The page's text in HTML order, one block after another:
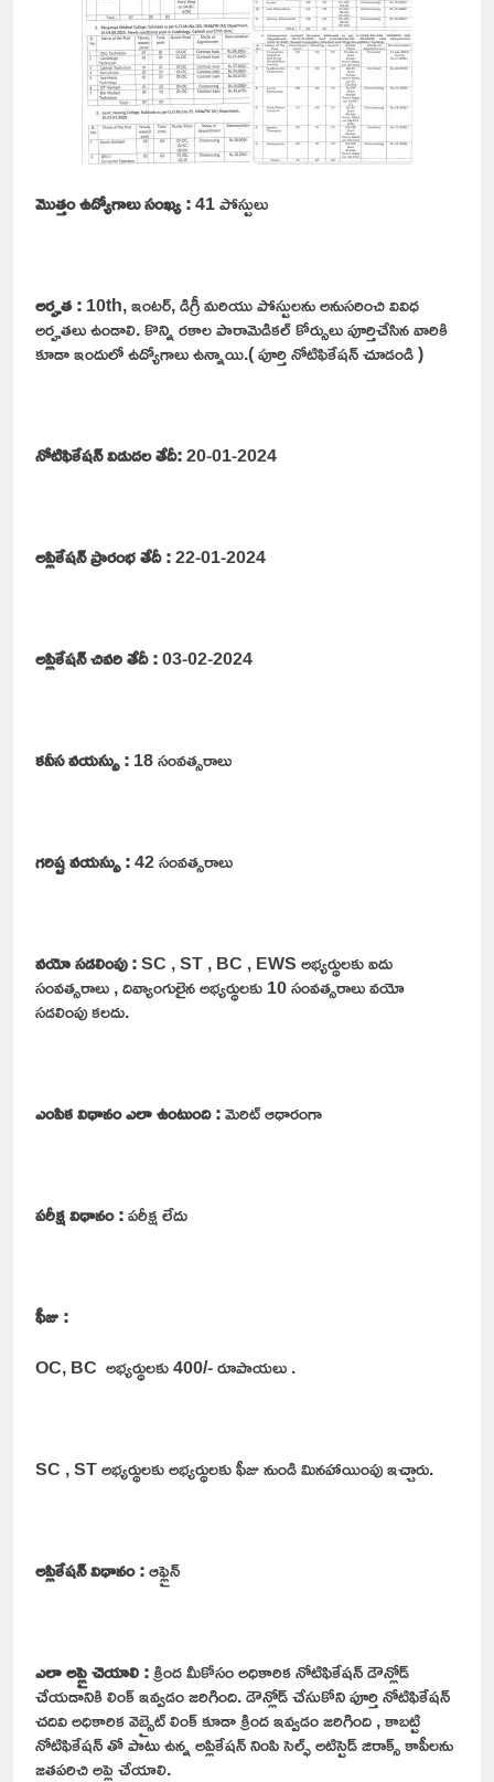
మొత్తం ఉద్యోగాలు సంఖ్య :41 పోస్టులు
అర్హత :10th, ఇంటర్, డిగ్రీ మరియు పోస్టులను అనుసరించి వివిధ
అర్హతలు ఉండాలి. కొన్ని రకాల పారామెడికల్ కోర్సులు పూర్తిచేసిన వారికి
కూడా ఇందులో ఉద్యోగాలు ఉన్నాయి.( పూర్తి నోటిఫికేషన్ చూడండి )
నోటిఫికేషన్ విడుదల తేదీ:20-01-2024
అప్లికేషన్ ప్రారంభ తేదీ :22-01-2024
అప్లికేషన్ చివరి తేదీ :03-02-2024
కనీస వయస్సు :18 సంవత్సరాలు
గరిష్ట వయస్సు :42 సంవత్సరాలు
వయో సడలింపు :SC , ST , BC , EWS అభ్యర్థులకు ఐదు
సంవత్సరాలు , దివ్యాంగులైన అభ్యర్థులకు 10 సంవత్సరాలు వయో
సడలింపు కలదు.
ఎంపిక విధానం ఎలా ఉంటుంది :మెరిట్ ఆధారంగా
పరీక్ష విధానం :పరీక్ష లేదు
ఫీజు :
OC, BC అభ్యర్థులకు 400/- రూపాయలు .
SC , ST అభ్యర్థులకు అభ్యర్థులకు ఫీజు నుండి మినహాయింపు ఇచ్చారు.
అప్లికేషన్ విధానం :ఆఫ్లైన్
ఎలా అప్లై చెయాలి :క్రింద మీకోసం అధికారిక నోటిఫికేషన్ డౌన్లోడ్
చేయడానికి లింక్ ఇవ్వడం జరిగింది. డౌన్లోడ్ చేసుకోని పూర్తి నోటిఫికేషన్
చదివి అధికారిక వెబ్సైట్ లింక్ కూడా క్రింద ఇవ్వడం జరిగింది , కాబట్టి
నోటిఫికేషన్ తో పాటు ఉన్న అప్లికేషన్ నింపి సెల్ఫ్ అటిస్టెడ్ జిరాక్స్ కాపీలను
జతపరిచి అప్లై చేయాలి.